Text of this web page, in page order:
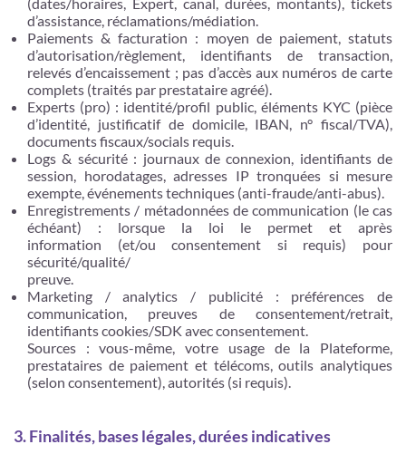
d’assistance, réclamations/médiation.
Paiements & facturation : moyen de paiement, statuts
d’autorisation/règlement, identifiants de transaction,
relevés d’encaissement ; pas d’accès aux numéros de carte
complets (traités par prestataire agréé).
Experts (pro) : identité/profil public, éléments KYC (pièce
d’identité, justificatif de domicile, IBAN, n° fiscal/TVA),
documents fiscaux/socials requis.
Logs & sécurité : journaux de connexion, identifiants de
session, horodatages, adresses IP tronquées si mesure
exempte, événements techniques (anti-fraude/anti-abus).
Enregistrements / métadonnées de communication (le cas
échéant) : lorsque la loi le permet et après
information (et/ou consentement si requis) pour
sécurité/qualité/
preuve.
Marketing / analytics / publicité : préférences de
communication, preuves de consentement/retrait,
identifiants cookies/SDK avec consentement.
Sources : vous-même, votre usage de la Plateforme,
prestataires de paiement et télécoms, outils analytiques
(selon consentement), autorités (si requis).
3. Finalités, bases légales, durées indicatives